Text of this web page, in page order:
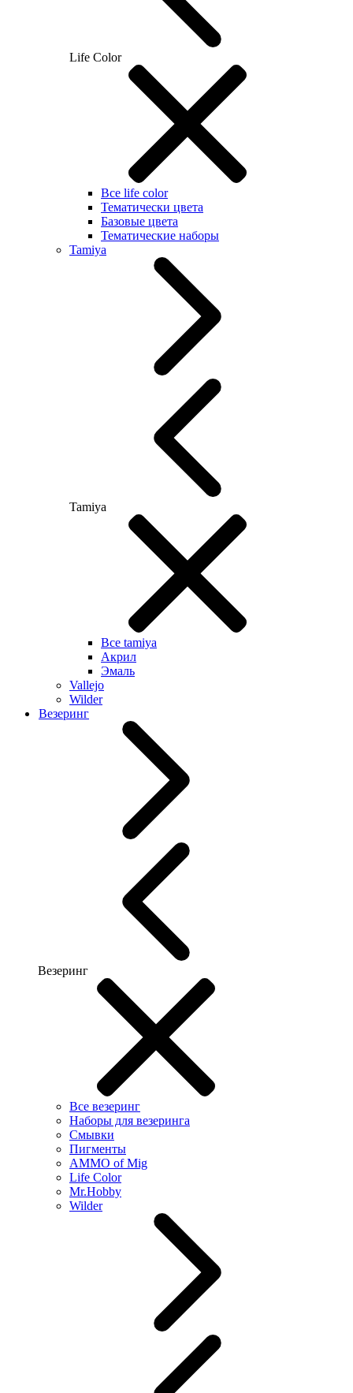
Life Color
Все life color
Тематически цвета
Базовые цвета
Тематические наборы
Tamiya
Tamiya
Все tamiya
Акрил
Эмаль
Vallejo
Wilder
Везеринг
Везеринг
Все везеринг
Наборы для везеринга
Смывки
Пигменты
AMMO of Mig
Life Color
Mr.Hobby
Wilder